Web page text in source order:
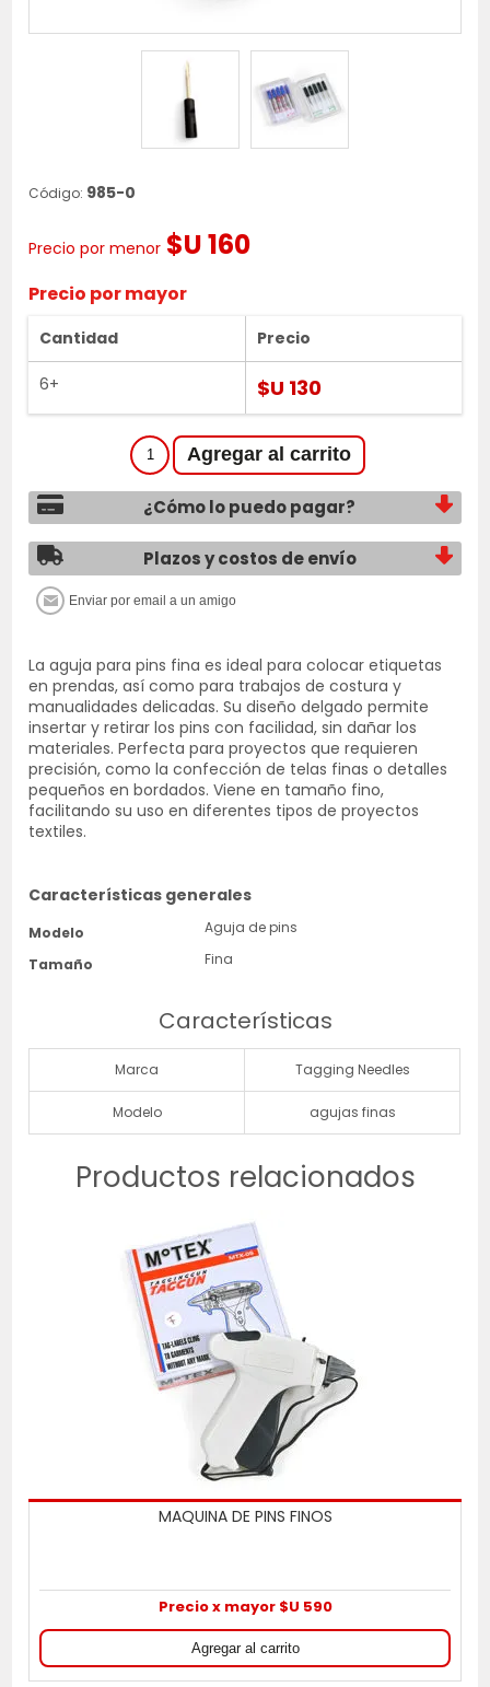
Código: 985-0
Precio por menor $U 160
Precio por mayor
Cantidad
6+
Precio
$U 130
¿Cómo lo puedo pagar?
Plazos y costos de envío
La aguja para pins fina es ideal para colocar etiquetas
en prendas, así como para trabajos de costura y
manualidades delicadas. Su diseño delgado permite
insertar y retirar los pins con facilidad, sin dañar los
materiales. Perfecta para proyectos que requieren
precisión, como la confección de telas finas o detalles
pequeños en bordados. Viene en tamaño fino,
facilitando su uso en diferentes tipos de proyectos
textiles.
Características generales
Modelo
Aguja de pins
Tamaño
Fina
Características
Marca Tagging Needles
Modelo agujas finas
Productos relacionados
MAQUINA DE PINS FINOS
Precio x mayor $U 590